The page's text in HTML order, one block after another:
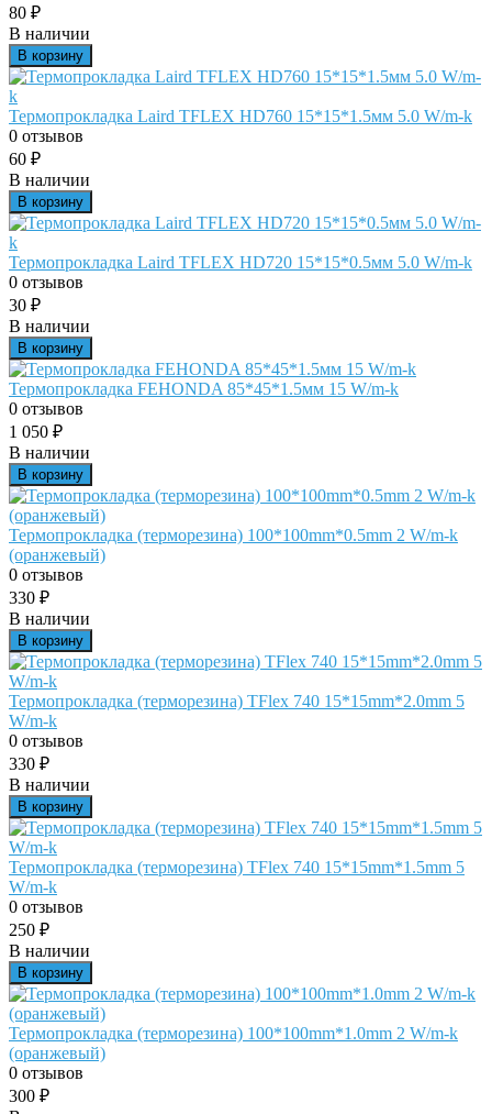
80 ₽
В наличии
В корзину
Термопрокладка Laird TFLEX HD760 15*15*1.5мм 5.0 W/m-k
0 отзывов
60 ₽
В наличии
В корзину
Термопрокладка Laird TFLEX HD720 15*15*0.5мм 5.0 W/m-k
0 отзывов
30 ₽
В наличии
В корзину
Термопрокладка FEHONDA 85*45*1.5мм 15 W/m-k
0 отзывов
1 050 ₽
В наличии
В корзину
Термопрокладка (терморезина) 100*100mm*0.5mm 2 W/m-k
(оранжевый)
0 отзывов
330 ₽
В наличии
В корзину
Термопрокладка (терморезина) TFlex 740 15*15mm*2.0mm 5
W/m-k
0 отзывов
330 ₽
В наличии
В корзину
Термопрокладка (терморезина) TFlex 740 15*15mm*1.5mm 5
W/m-k
0 отзывов
250 ₽
В наличии
В корзину
Термопрокладка (терморезина) 100*100mm*1.0mm 2 W/m-k
(оранжевый)
0 отзывов
300 ₽